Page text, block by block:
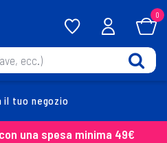
0
il tuo negozio
con una spesa minima 49€